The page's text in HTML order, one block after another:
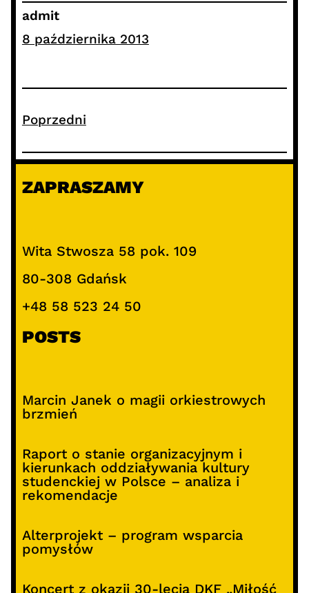
admit
8 października 2013
Poprzedni
ZAPRASZAMY
Wita Stwosza 58 pok. 109
80-308 Gdańsk
+48 58 523 24 50
POSTS
Marcin Janek o magii orkiestrowych
brzmień
Raport o stanie organizacyjnym i
kierunkach oddziaływania kultury
studenckiej w Polsce – analiza i
rekomendacje
Alterprojekt – program wsparcia
pomysłów
Koncert z okazji 30-lecia DKF „Miłość